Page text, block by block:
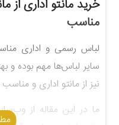
خرید مانتو اداری از
مناسب
لباس رسمی و اداری
سایر لباس‌ها مهم بوده و
نیز از مانتو اداری و
ما در این مقاله از